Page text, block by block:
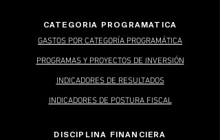
CATEGORIA PROGRAMATICA
GASTOS POR CATEGORÍA PROGRAMÁTICA
PROGRAMAS Y PROYECTOS DE INVERSIÓN
INDICADORES DE RESULTADOS
INDICADORES DE POSTURA FISCAL
DISCIPLINA FINANCIERA